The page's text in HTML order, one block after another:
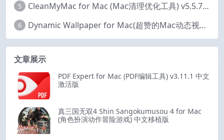
5 CleanMyMac for Mac (Mac清理优化工具) v5.5.7 激活版
6 Dynamic Wallpaper for Mac(超赞的Mac动态视频壁纸) v25.4 激活版
文章展示
PDF Expert for Mac (PDF编辑工具) v3.11.1 中文
激活版
真三国无双4 Shin Sangokumusou 4 for Mac
(角色扮演动作冒险游戏) 中文移植版